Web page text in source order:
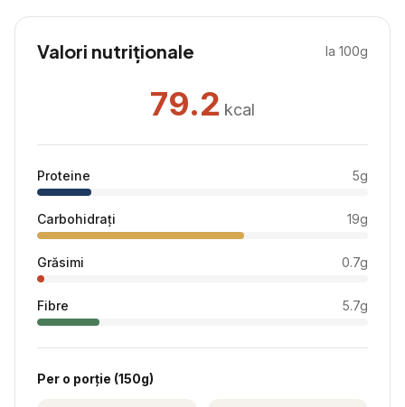
Valori nutriționale la 100g
79.2 kcal
Proteine 5g
Carbohidrați 19g
Grăsimi 0.7g
Fibre 5.7g
Per o porție (150g)